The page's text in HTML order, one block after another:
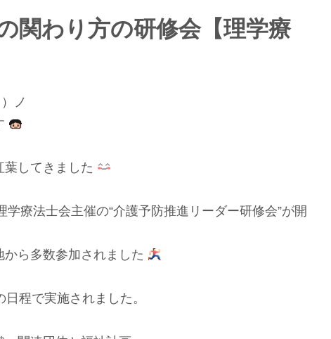
関わり方の研修会【理学療
ノ
してきました
療法士会主催の“介護予防推進リーダー研修会”が開
ら多数参加されました
程で実施されました。